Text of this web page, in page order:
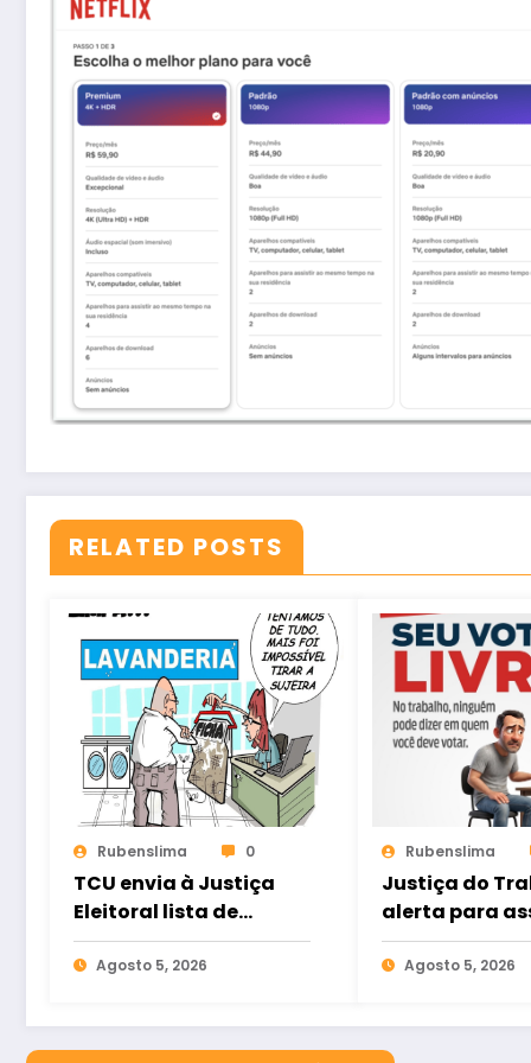
RELATED POSTS
Rubenslima 0
TCU envia à Justiça
Eleitoral lista de
gestores com contas
rejeitadas
Agosto 5, 2026
Rubenslima
Justiça do
alerta para
eleitoral e
direito ao voto
trabalho
Agosto 5, 2026